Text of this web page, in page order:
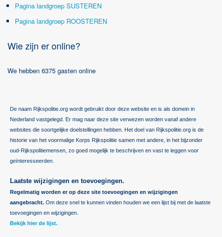
Pagina landgroep SUSTEREN
Pagina landgroep ROOSTEREN
Wie zijn er online?
We hebben 6375 gasten online
De naam Rijkspolitie.org wordt gebruikt door deze website en is als domein in
Nederland vastgelegd. Er mag naar deze site verwezen worden vanaf andere
websites die soortgelijke doelstellingen hebben. Het doel van Rijkspolitie.org is de
historie van het voormalige Korps Rijkspolitie samen met andere, in het bijzonder
oud-Rijkspolitiemensen, zo goed mogelijk te beschrijven en vast te leggen voor
geïnteresseerden.
Laatste wijzigingen en toevoegingen.
Regelmatig worden er op deze site toevoegingen en wijzigingen
aangebracht. Om deze snel te kunnen vinden houden we een lijst bij met de laatste
toevoegingen en wijzigingen.
Bekijk hier de lijst.